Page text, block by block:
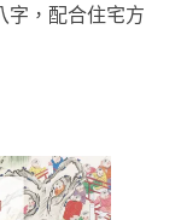
字，配合住宅方